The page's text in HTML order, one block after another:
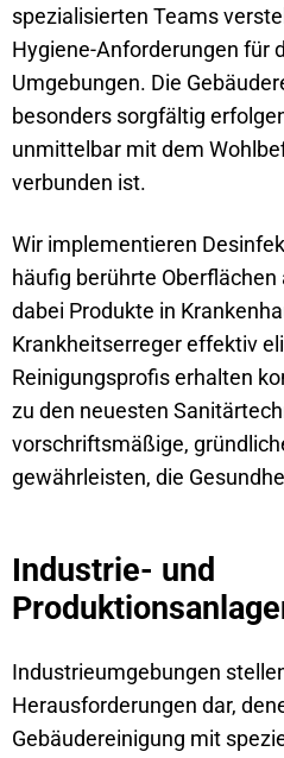
spezialisierten Teams
Hygiene-Anforderungen für
Umgebungen. Die
besonders sorgfältig
unmittelbar mit dem
verbunden ist.
Wir implementieren
häufig berührte
dabei Produkte in
Krankheitserreger effektiv
Reinigungsprofis erhalten
zu den neuesten
vorschriftsmäßige,
gewährleisten, die
Industrie- und
Industrieumgebungen
Herausforderungen dar,
Gebäudereinigung mit